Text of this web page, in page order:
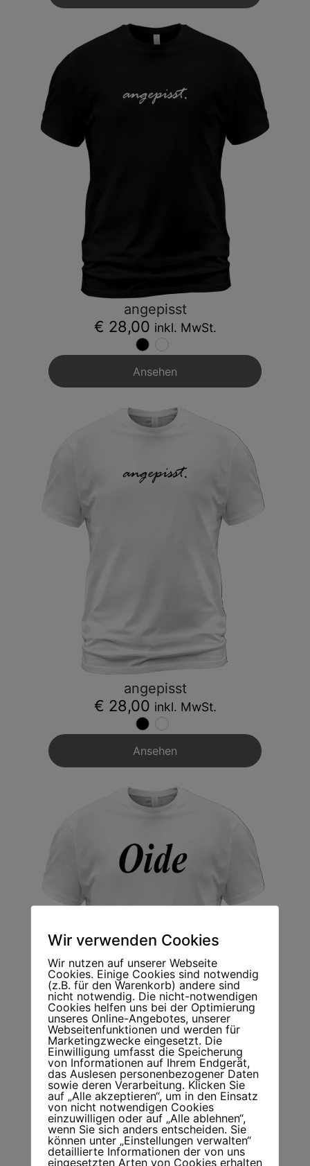
angepisst
€ 28,00 inkl. MwSt.
Ansehen
angepisst
€ 28,00 inkl. MwSt.
Ansehen
Oide
€ 22,00inkl. MwSt.
Ansehen
Wir verwenden Cookies
Wir nutzen auf unserer Webseite
Cookies. Einige Cookies sind notwendig
(z.B. für den Warenkorb) andere sind
nicht notwendig. Die nicht-notwendigen
Cookies helfen uns bei der Optimierung
unseres Online-Angebotes, unserer
Webseitenfunktionen und werden für
Marketingzwecke eingesetzt. Die
Einwilligung umfasst die Speicherung
von Informationen auf Ihrem Endgerät,
das Auslesen personenbezogener Daten
sowie deren Verarbeitung. Klicken Sie
auf „Alle akzeptieren“, um in den Einsatz
von nicht notwendigen Cookies
einzuwilligen oder auf „Alle ablehnen“,
wenn Sie sich anders entscheiden. Sie
können unter „Einstellungen verwalten“
detaillierte Informationen der von uns
eingesetzten Arten von Cookies erhalten